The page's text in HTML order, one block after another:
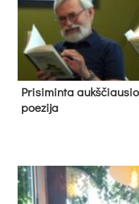
Pri­si­min­ta
poe­zi­ja